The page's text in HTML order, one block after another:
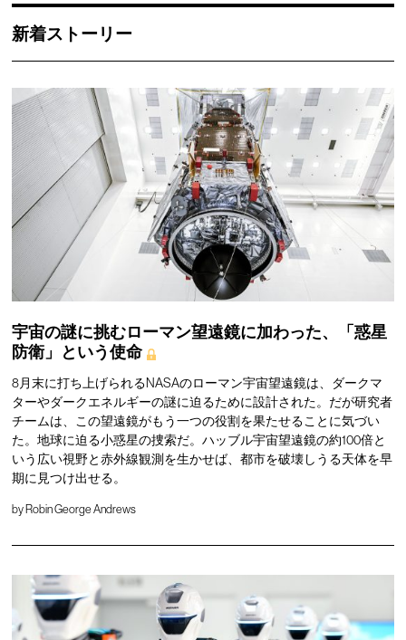
新着ストーリー
宇宙の謎に挑むローマン望遠鏡に加わった、「惑星
防衛」という使命
8月末に打ち上げられるNASAのローマン宇宙望遠鏡は、ダークマ
ターやダークエネルギーの謎に迫るために設計された。だが研究者
チームは、この望遠鏡がもう一つの役割を果たせることに気づい
た。地球に迫る小惑星の捜索だ。ハッブル宇宙望遠鏡の約100倍と
いう広い視野と赤外線観測を生かせば、都市を破壊しうる天体を早
期に見つけ出せる。
by Robin George Andrews